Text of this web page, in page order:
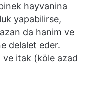
hayvanina
yapabilirse,
da hanim ve
delalet eder.
ve itak (köle azad